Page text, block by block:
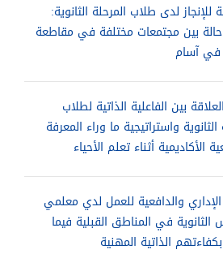
للإنجاز لدى طلاب المرحلة الثانوية:
بين مجتمعات مختلفة في مقاطعة
في آسام
بين الفاعلية الذاتية لطلاب
الثانوية واستراتيجية ما وراء المعرفة
الأكاديمية أثناء تعلم الأحياء
الإداري والدافعية للعمل لدي معلمي
الثانوية في المناطق القبلية فيما
الذاتية المهنية